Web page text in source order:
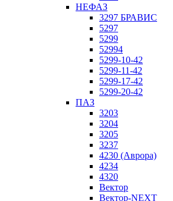
НЕФАЗ
3297 БРАВИС
5297
5299
52994
5299-10-42
5299-11-42
5299-17-42
5299-20-42
ПАЗ
3203
3204
3205
3237
4230 (Аврора)
4234
4320
Вектор
Вектор-NEXT